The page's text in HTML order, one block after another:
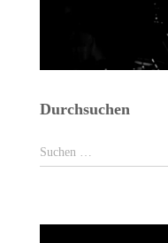
Durchsuchen
nach:
Suchen …